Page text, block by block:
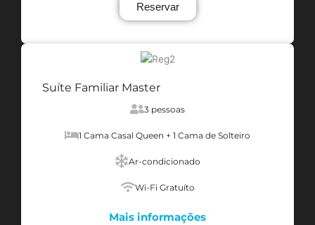
Reservar
Suíte Familiar Master
3 pessoas
1 Cama Casal Queen + 1 Cama de Solteiro
Ar-condicionado
Wi-Fi Gratuíto
Mais informações